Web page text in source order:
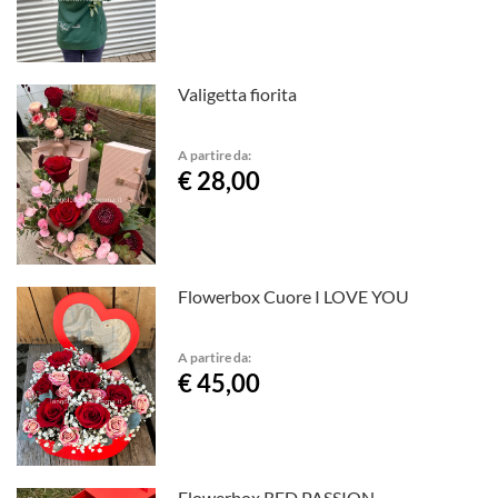
Valigetta fiorita
A partire da:
€ 28,00
Flowerbox Cuore I LOVE YOU
A partire da:
€ 45,00